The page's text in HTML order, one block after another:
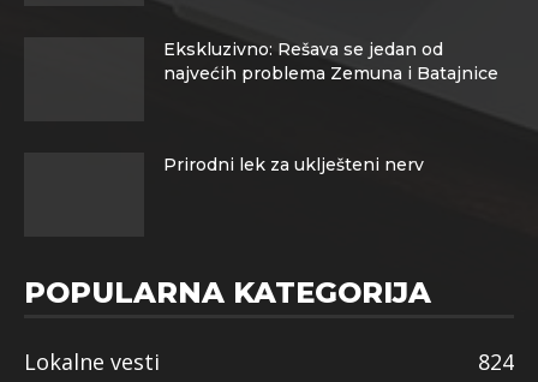
Ekskluzivno: Rešava se jedan od
najvećih problema Zemuna i Batajnice
Prirodni lek za uklješteni nerv
POPULARNA KATEGORIJA
Lokalne vesti
824